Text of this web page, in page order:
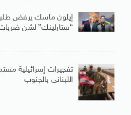
إيلون ماسك يرفض طلباً
“ستارلينك” لشن
تفجيرات إسرائيلية
اللبنانى بالجنوب